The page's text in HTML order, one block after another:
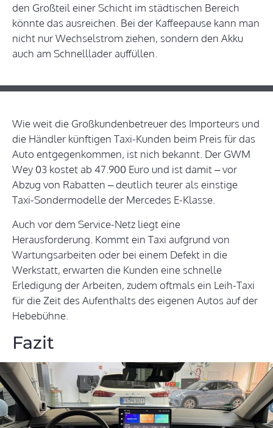
den Großteil einer Schicht im städtischen Bereich
könnte das ausreichen. Bei der Kaffeepause kann man
nicht nur Wechselstrom ziehen, sondern den Akku
auch am Schnelllader auffüllen.
Wie weit die Großkundenbetreuer des Importeurs und
die Händler künftigen Taxi-Kunden beim Preis für das
Auto entgegenkommen, ist nich bekannt. Der GWM
Wey 03 kostet ab 47.900 Euro und ist damit – vor
Abzug von Rabatten – deutlich teurer als einstige
Taxi-Sondermodelle der Mercedes E-Klasse.
Auch vor dem Service-Netz liegt eine
Herausforderung. Kommt ein Taxi aufgrund von
Wartungsarbeiten oder bei einem Defekt in die
Werkstatt, erwarten die Kunden eine schnelle
Erledigung der Arbeiten, zudem oftmals ein Leih-Taxi
für die Zeit des Aufenthalts des eigenen Autos auf der
Hebebühne.
Fazit